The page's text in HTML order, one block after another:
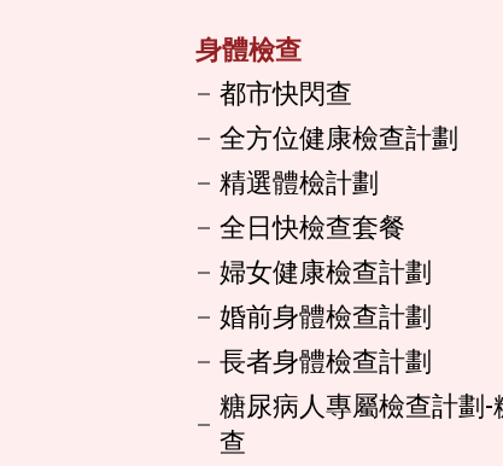
身體檢查
都市快閃查
全方位健康檢查計劃
精選體檢計劃
全日快檢查套餐
婦女健康檢查計劃
婚前身體檢查計劃
長者身體檢查計劃
糖尿病人專屬檢查計劃-
查